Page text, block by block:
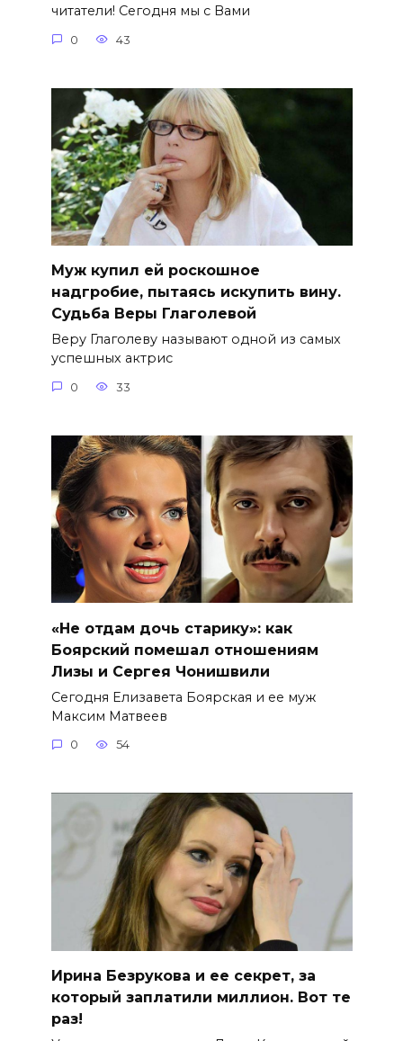
читатели! Сегодня мы с Вами
0 43
Муж купил ей роскошное
надгробие, пытаясь искупить вину.
Судьба Веры Глаголевой
Веру Глаголеву называют одной из самых
успешных актрис
0 33
«Не отдам дочь старику»: как
Боярский помешал отношениям
Лизы и Сергея Чонишвили
Сегодня Елизавета Боярская и ее муж
Максим Матвеев
0 54
Ирина Безрукова и ее секрет, за
который заплатили миллион. Вот те
раз!